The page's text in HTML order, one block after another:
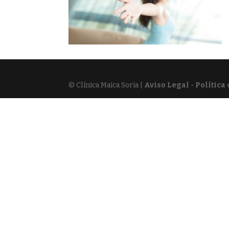
© Clínica Maica Soria | Aviso Legal - Política